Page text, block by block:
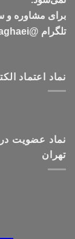
برای مشاوره و
تلگرام @ArmanLaghaei در ارتباط باشید.
نماد اعتماد
نماد عضویت
تهران